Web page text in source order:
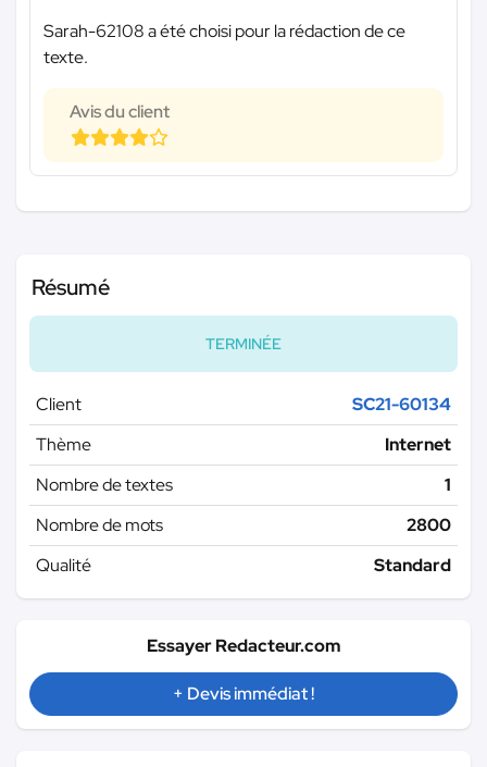
Sarah-62108 a été choisi pour la rédaction de ce
texte.
Avis du client
Résumé
TERMINÉE
Client
SC21-60134
Thème
Internet
Nombre de textes
1
Nombre de mots
2800
Qualité
Standard
Essayer Redacteur.com
+ Devis immédiat !